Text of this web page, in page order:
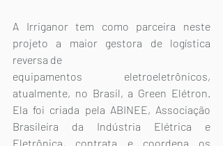
A Irriganor tem como parceira neste
projeto a maior gestora de logística
reversa de
equipamentos eletroeletrônicos,
atualmente, no Brasil, a Green Elétron.
Ela foi criada pela ABINEE, Associação
Brasileira da Indústria Elétrica e
Eletrônica, contrata e coordena os